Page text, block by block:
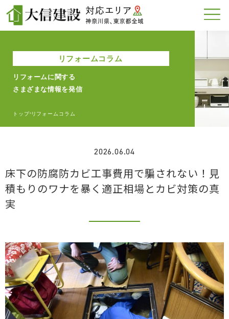
リフォームコラム
リフォームに関する
さまざまな情報を発信
トップ>リフォームコラム
2026.06.04
床下の防腐防カビ工事費用で騙されない！見
積もりのワナを暴く適正相場とカビ対策の真
実